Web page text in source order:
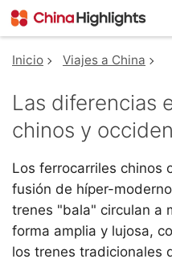
Inicio Viajes a China
Las diferencias
chinos y
Los ferrocarriles chinos
fusión de híper-
trenes "bala" circulan a
forma amplia y lujosa,
los trenes tradicionales